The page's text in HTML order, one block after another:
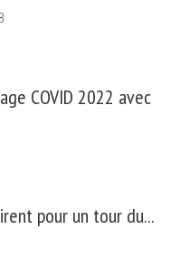
COVID 2022 avec
pour un tour du...